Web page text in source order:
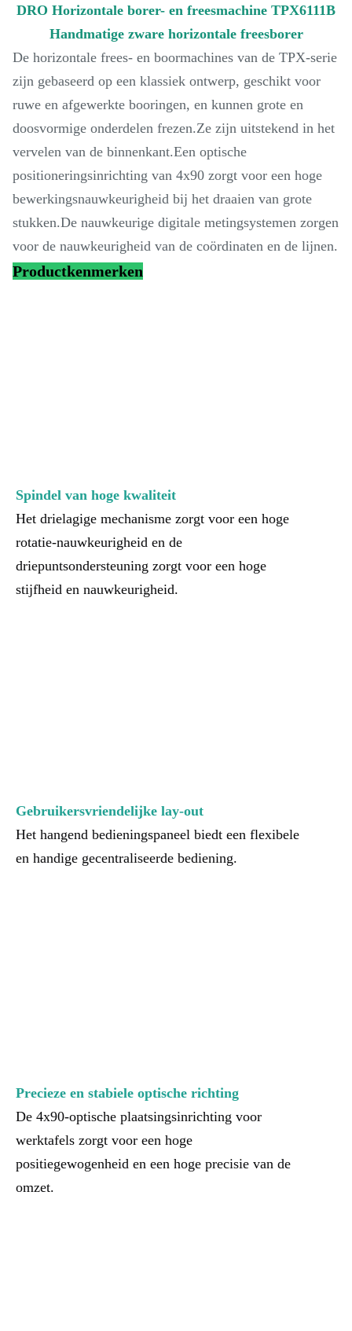
DRO Horizontale borer- en freesmachine TPX6111B
Handmatige zware horizontale freesborer
De horizontale frees- en boormachines van de TPX-serie
zijn gebaseerd op een klassiek ontwerp, geschikt voor
ruwe en afgewerkte booringen, en kunnen grote en
doosvormige onderdelen frezen.Ze zijn uitstekend in het
vervelen van de binnenkant.Een optische
positioneringsinrichting van 4x90 zorgt voor een hoge
bewerkingsnauwkeurigheid bij het draaien van grote
stukken.De nauwkeurige digitale metingsystemen zorgen
voor de nauwkeurigheid van de coördinaten en de lijnen.
Productkenmerken
Spindel van hoge kwaliteit
Het drielagige mechanisme zorgt voor een hoge
rotatie-nauwkeurigheid en de
driepuntsondersteuning zorgt voor een hoge
stijfheid en nauwkeurigheid.
Gebruikersvriendelijke lay-out
Het hangend bedieningspaneel biedt een flexibele
en handige gecentraliseerde bediening.
Precieze en stabiele optische richting
De 4x90-optische plaatsingsinrichting voor
werktafels zorgt voor een hoge
positiegewogenheid en een hoge precisie van de
omzet.